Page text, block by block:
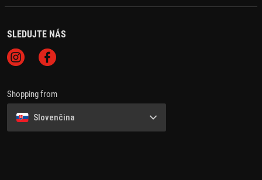
SLEDUJTE NÁS
Shopping from
Slovenčina